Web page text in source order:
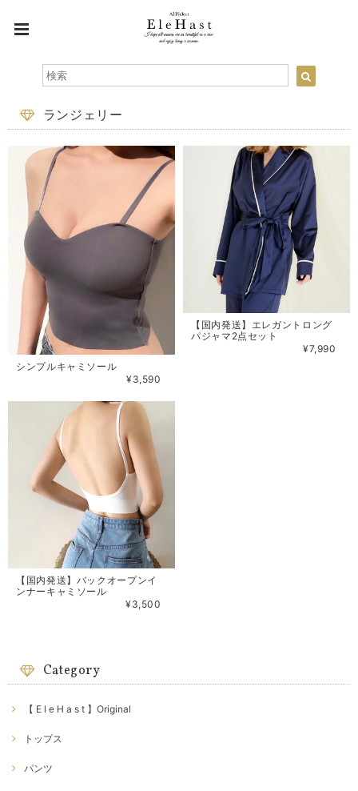
ランジェリー
シンプルキャミソール
¥3,590
【国内発送】エレガントロング
パジャマ2点セット
¥7,990
【国内発送】バックオープンイ
ンナーキャミソール
¥3,500
Category
【 E l e H a s t 】Original
トップス
パンツ